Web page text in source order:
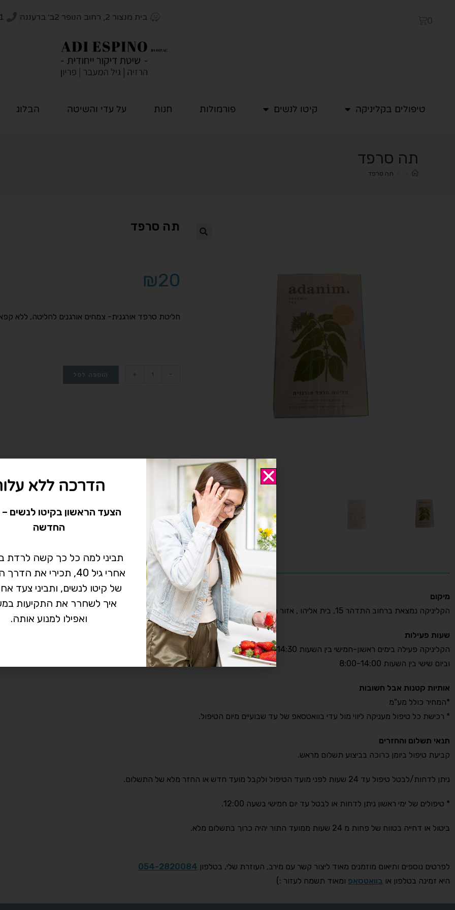
0 בית מנצור 2, רחוב הנופר 2ב׳ ברעננה
טיפולים בקליניקה קיטו לנשים פורמולות חנות על עדי והשיטה הבלוג
תה סרפד
תה סרפד
תה סרפד
₪20
חליטת סרפד אורגנית- צמחים אורגנים לחליטה, ללא
-
+ הוספה לסל
מיקום
הקליניקה נמצאת ברחוב התדהר 15, בית אליהו , אזור התעשייה רעננה.
שעות פעילות
הקליניקה פעילה בימים ראשון-חמישי בין השעות 8:00-14:30
וביום שישי בין השעות 8:00-14:00
אותיות קטנות אבל חשובות
*המחיר כולל מע"מ
* רכישת כל טיפול מעניקה ליווי מול עדי בוואטסאפ של עד שבועיים מיום הטיפול.
תנאי תשלום והחזרים
קביעת טיפול ביומן כרוכה בביצוע תשלום מראש.
ניתן לדחות/לבטל טיפול עד 24 שעות לפני מועד הטיפול ולקבל מועד חדש או החזר מלא של התשלום.
* טיפולים של ימי ראשון ניתן לדחות או לבטל עד יום חמישי בשעה 12:00.
ביטול או דחייה בטווח של פחות מ 24 שעות ממועד התור יהיה כרוך בתשלום מלא.
לפרטים נוספים ותיאום מוזמנים מאוד ליצור קשר עם מירב, העוזרת שלי, בטלפון 054-2820084
היא זמינה בטלפון או בוואטסאפ ומאוד תשמח לעזור :)
הדרכה ללא
הצעד הראשון בקיטו לנשים
החדשה
תביני למה כל כך קשה לרדת
אחרי גיל 40, תכירי את
של קיטו לנשים, ותביני צעד
איך לשחרר את התקיעות
ואפילו למנוע אותה.